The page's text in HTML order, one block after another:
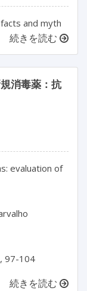
and myth
続きを読む
消毒薬：抗
evaluation of
97-104
続きを読む